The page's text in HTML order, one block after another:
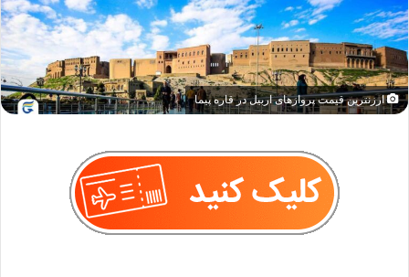
ارزنترین قیمت پروازهای اربیل در قاره پیما